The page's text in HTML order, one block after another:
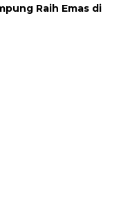
Raih Emas di